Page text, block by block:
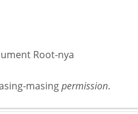
Root-nya
masingpermission.